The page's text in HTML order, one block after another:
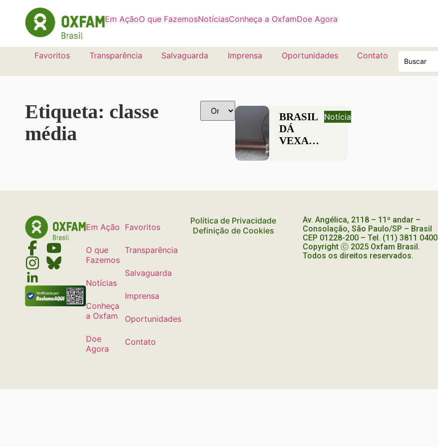
Em AçãoO que FazemosNotíciasConheça a OxfamDoe Agora
Favoritos Transparência Salvaguarda Imprensa Oportunidades Contato
Etiqueta: classe
média
BRASIL
DÁ
VEXAME
MOBILIDADE
MUNDO
Notícia
Em Ação
O que
Fazemos
Notícias
Conheça
a Oxfam
Doe
Agora
Favoritos
Transparência
Salvaguarda
Imprensa
Oportunidades
Contato
Política de Privacidade
Definição de Cookies
Av. Angélica, 2118 – 11º andar –
Consolação, São Paulo/SP – Brasil
CEP 01228-200 – Tel. (11) 3811 0400
Copyright ⓒ 2025 Oxfam Brasil.
Todos os direitos reservados.